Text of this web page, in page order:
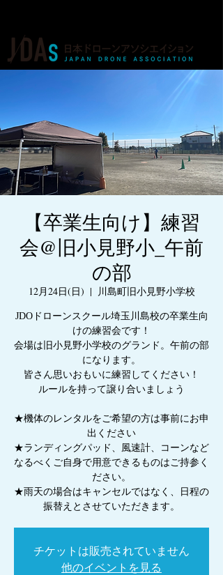
【卒業生向け】練習
会@旧小見野小_午前
の部
12月24日(日)
  |
川島町旧小見野小学校
JDOドローンスクール埼玉川島校の卒業生向
けの練習会です！
会場は旧小見野小学校のグランド。午前の部
になります。
皆さん思いおもいに練習してください！
ルールを持って譲り合いましょう
★機体のレンタルをご希望の方は事前にお申
出ください
★ランディングパッド、風速計、コーンなど
なるべくご自身で用意できるものはご持参く
ださい。
★雨天の場合はキャンセルではなく、日程の
振替えとさせていただきます。
チケットは販売されていません
他のイベントを見る